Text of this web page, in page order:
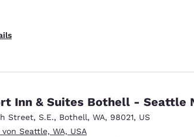
Inn & Suites Bothell - Seattle
Street, S.E., Bothell, WA, 98021, US
Seattle, WA, USA